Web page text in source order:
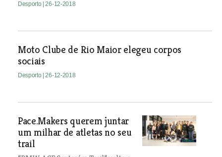
Desporto | 26-12-2018
Moto Clube de Rio Maior elegeu corpos
sociais
Desporto | 26-12-2018
Pace.Makers querem juntar
um milhar de atletas no seu
trail